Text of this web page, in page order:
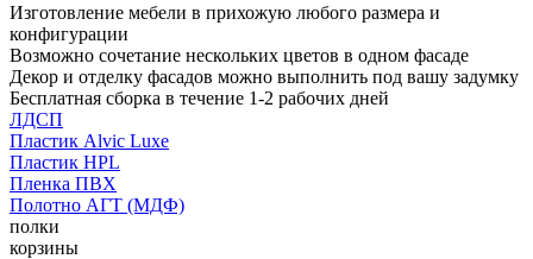
Изготовление мебели в прихожую любого размера и
конфигурации
Возможно сочетание нескольких цветов в одном фасаде
Декор и отделку фасадов можно выполнить под вашу задумку
Бесплатная сборка в течение 1-2 рабочих дней
ЛДСП
Пластик Alvic Luxe
Пластик HPL
Пленка ПВХ
Полотно АГТ (МДФ)
полки
корзины